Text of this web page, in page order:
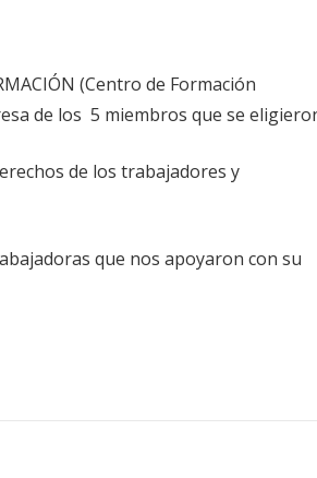
(Centro de Formación
de los 5 miembros que se
de los trabajadores y
que nos apoyaron con su